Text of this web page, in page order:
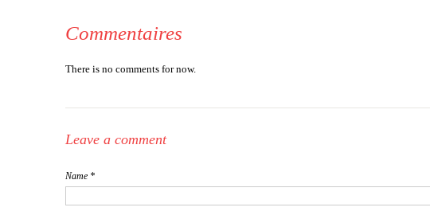
Commentaires
There is no comments for now.
Leave a comment
Name *